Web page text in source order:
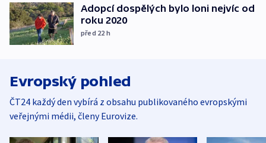
Adopcí dospělých bylo loni nejvíc od
roku 2020
před 22 h
Evropský pohled
ČT24 každý den vybírá z obsahu publikovaného evropskými
veřejnými médii, členy Eurovize.